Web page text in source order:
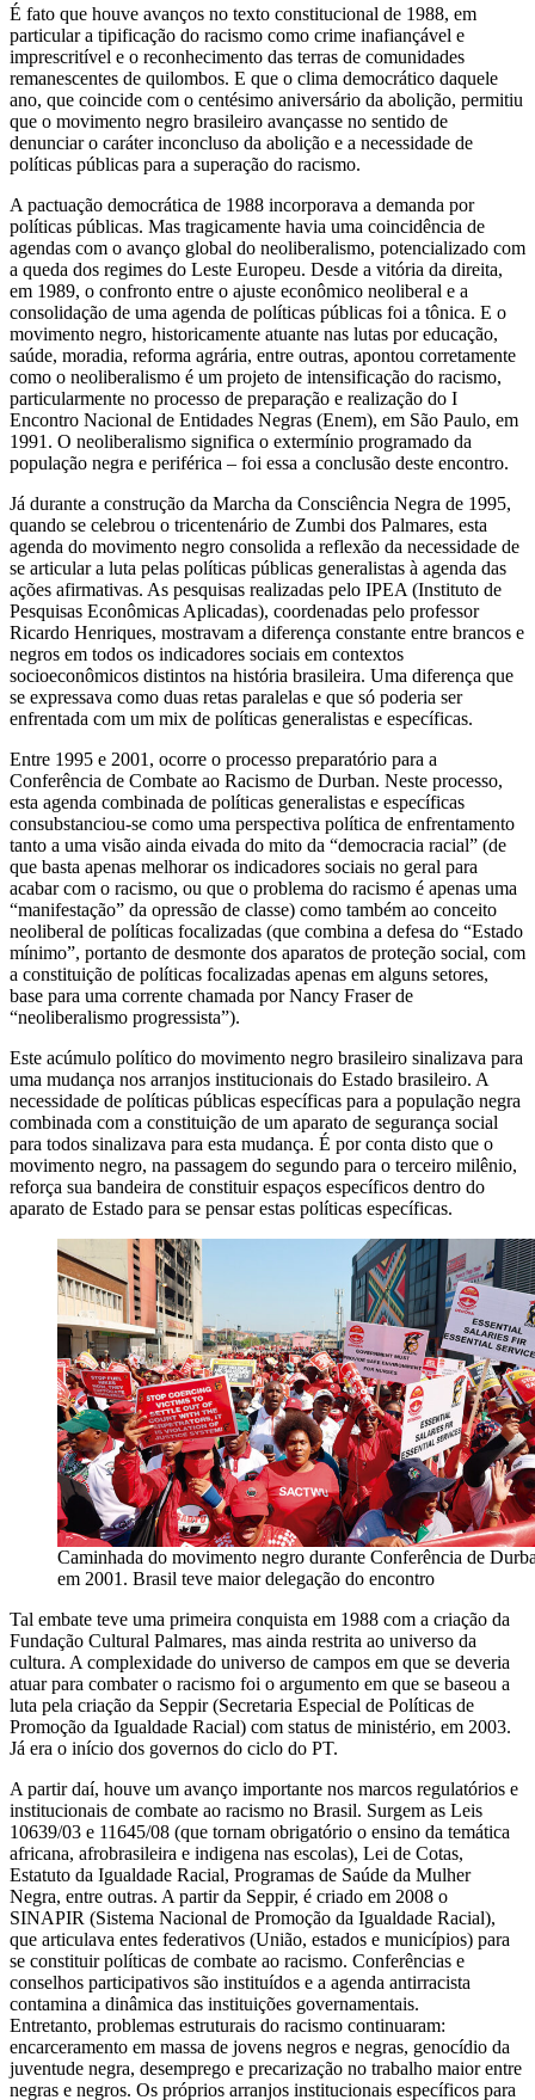
É fato que houve avanços no texto constitucional de 1988, em
particular a tipificação do racismo como crime inafiançável e
imprescritível e o reconhecimento das terras de comunidades
remanescentes de quilombos. E que o clima democrático daquele
ano, que coincide com o centésimo aniversário da abolição, permitiu
que o movimento negro brasileiro avançasse no sentido de
denunciar o caráter inconcluso da abolição e a necessidade de
políticas públicas para a superação do racismo.
A pactuação democrática de 1988 incorporava a demanda por
políticas públicas. Mas tragicamente havia uma coincidência de
agendas com o avanço global do neoliberalismo, potencializado com
a queda dos regimes do Leste Europeu. Desde a vitória da direita,
em 1989, o confronto entre o ajuste econômico neoliberal e a
consolidação de uma agenda de políticas públicas foi a tônica. E o
movimento negro, historicamente atuante nas lutas por educação,
saúde, moradia, reforma agrária, entre outras, apontou corretamente
como o neoliberalismo é um projeto de intensificação do racismo,
particularmente no processo de preparação e realização do I
Encontro Nacional de Entidades Negras (Enem), em São Paulo, em
1991. O neoliberalismo significa o extermínio programado da
população negra e periférica – foi essa a conclusão deste encontro.
Já durante a construção da Marcha da Consciência Negra de 1995,
quando se celebrou o tricentenário de Zumbi dos Palmares, esta
agenda do movimento negro consolida a reflexão da necessidade de
se articular a luta pelas políticas públicas generalistas à agenda das
ações afirmativas. As pesquisas realizadas pelo IPEA (Instituto de
Pesquisas Econômicas Aplicadas), coordenadas pelo professor
Ricardo Henriques, mostravam a diferença constante entre brancos e
negros em todos os indicadores sociais em contextos
socioeconômicos distintos na história brasileira. Uma diferença que
se expressava como duas retas paralelas e que só poderia ser
enfrentada com um mix de políticas generalistas e específicas.
Entre 1995 e 2001, ocorre o processo preparatório para a
Conferência de Combate ao Racismo de Durban. Neste processo,
esta agenda combinada de políticas generalistas e específicas
consubstanciou-se como uma perspectiva política de enfrentamento
tanto a uma visão ainda eivada do mito da “democracia racial” (de
que basta apenas melhorar os indicadores sociais no geral para
acabar com o racismo, ou que o problema do racismo é apenas uma
“manifestação” da opressão de classe) como também ao conceito
neoliberal de políticas focalizadas (que combina a defesa do “Estado
mínimo”, portanto de desmonte dos aparatos de proteção social, com
a constituição de políticas focalizadas apenas em alguns setores,
base para uma corrente chamada por Nancy Fraser de
“neoliberalismo progressista”).
Este acúmulo político do movimento negro brasileiro sinalizava para
uma mudança nos arranjos institucionais do Estado brasileiro. A
necessidade de políticas públicas específicas para a população negra
combinada com a constituição de um aparato de segurança social
para todos sinalizava para esta mudança. É por conta disto que o
movimento negro, na passagem do segundo para o terceiro milênio,
reforça sua bandeira de constituir espaços específicos dentro do
aparato de Estado para se pensar estas políticas específicas.
Caminhada do movimento negro durante Conferência de
em 2001. Brasil teve maior delegação do encontro
Tal embate teve uma primeira conquista em 1988 com a criação da
Fundação Cultural Palmares, mas ainda restrita ao universo da
cultura. A complexidade do universo de campos em que se deveria
atuar para combater o racismo foi o argumento em que se baseou a
luta pela criação da Seppir (Secretaria Especial de Políticas de
Promoção da Igualdade Racial) com status de ministério, em 2003.
Já era o início dos governos do ciclo do PT.
A partir daí, houve um avanço importante nos marcos regulatórios e
institucionais de combate ao racismo no Brasil. Surgem as Leis
10639/03 e 11645/08 (que tornam obrigatório o ensino da temática
africana, afrobrasileira e indigena nas escolas), Lei de Cotas,
Estatuto da Igualdade Racial, Programas de Saúde da Mulher
Negra, entre outras. A partir da Seppir, é criado em 2008 o
SINAPIR (Sistema Nacional de Promoção da Igualdade Racial),
que articulava entes federativos (União, estados e municípios) para
se constituir políticas de combate ao racismo. Conferências e
conselhos participativos são instituídos e a agenda antirracista
contamina a dinâmica das instituições governamentais.
Entretanto, problemas estruturais do racismo continuaram:
encarceramento em massa de jovens negros e negras, genocídio da
juventude negra, desemprego e precarização no trabalho maior entre
negras e negros. Os próprios arranjos institucionais específicos para